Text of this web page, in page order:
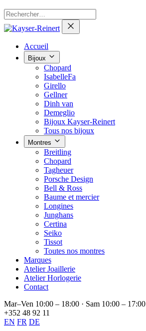
Accueil
Bijoux
Chopard
IsabelleFa
Girello
Gellner
Dinh van
Demeglio
Bijoux Kayser-Reinert
Tous nos bijoux
Montres
Breitling
Chopard
Tagheuer
Porsche Design
Bell & Ross
Baume et mercier
Longines
Junghans
Certina
Seiko
Tissot
Toutes nos montres
Marques
Atelier Joaillerie
Atelier Horlogerie
Contact
Mar–Ven 10:00 – 18:00 · Sam 10:00 – 17:00
+352 48 92 11
EN FR DE